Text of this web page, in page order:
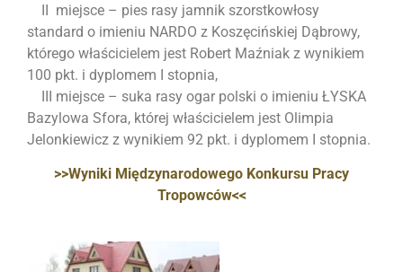
II miejsce – pies rasy jamnik szorstkowłosy
standard o imieniu NARDO z Koszęcińskiej Dąbrowy,
którego właścicielem jest Robert Maźniak z wynikiem
100 pkt. i dyplomem I stopnia,
III miejsce – suka rasy ogar polski o imieniu ŁYSKA
Bazylowa Sfora, której właścicielem jest Olimpia
Jelonkiewicz z wynikiem 92 pkt. i dyplomem I stopnia.
>>Wyniki Międzynarodowego Konkursu Pracy
Tropowców<<